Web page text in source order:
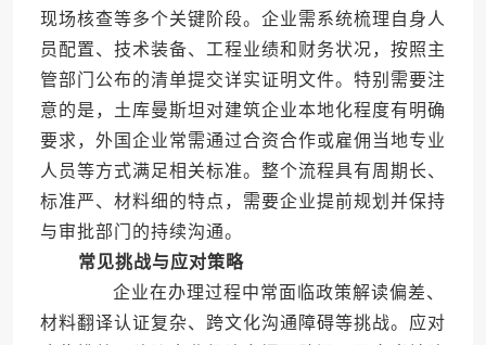
现场核查等多个关键阶段。企业需系统梳理自身人
员配置、技术装备、工程业绩和财务状况，按照主
管部门公布的清单提交详实证明文件。特别需要注
意的是，土库曼斯坦对建筑企业本地化程度有明确
要求，外国企业常需通过合资合作或雇佣当地专业
人员等方式满足相关标准。整个流程具有周期长、
标准严、材料细的特点，需要企业提前规划并保持
与审批部门的持续沟通。
常见挑战与应对策略
企业在办理过程中常面临政策解读偏差、
材料翻译认证复杂、跨文化沟通障碍等挑战。应对